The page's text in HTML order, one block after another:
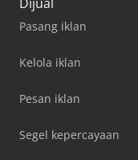
Pasang iklan
Kelola iklan
Pesan iklan
Segel kepercayaan